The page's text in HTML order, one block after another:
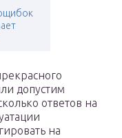
допустим
ответов на
на